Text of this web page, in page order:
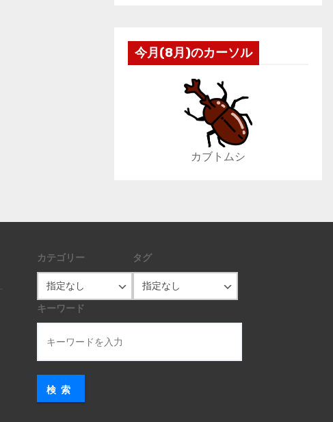
今月(8月)のカーソル
カブトムシ
カテゴリー タグ
キーワード
検索